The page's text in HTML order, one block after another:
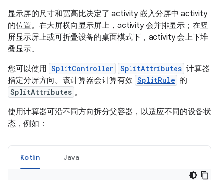
显示屏的尺寸和宽高比决定了 activity 嵌入分屏中 activity
的位置。在大屏横向显示屏上，activity 会并排显示；在竖
屏显示屏上或可折叠设备的桌面模式下，activity 会上下堆
叠显示。
您可以使用 SplitController SplitAttributes 计算器
指定分屏方向。该计算器会计算有效 SplitRule 的
SplitAttributes 。
使用计算器可沿不同方向拆分父容器，以适应不同的设备状
态，例如：
Kotlin Java